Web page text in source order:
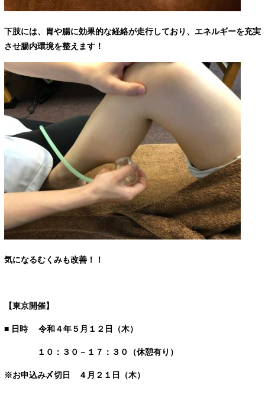
下肢には、胃や腸に効果的な経絡が走行しており、 エネルギーを充実
させ腸内環境を整えます！
気になるむくみも改善！！
【東京開催】
■ 日時 令和４年５月１２日（木）
１０：３０－１７：３０（休憩有り）
※お申込み〆切日 ４月２１日（木）